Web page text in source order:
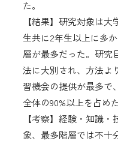
た。
【結果】研究対象は
生共に2年生以上に多
層が最多だった。研究
法に大別され、方法よ
習機会の提供が最多で
全体の90%以上を占めた
【考察】経験・知識
象、最多階層では不十